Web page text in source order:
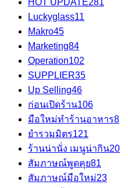
HOT UPDATE281
Luckyglass11
Makro45
Marketing84
Operation102
SUPPLIER35
Up Selling46
ก่อนเปิดร้าน106
มือใหม่ทำร้านอาหาร8
ยำรวมมิตร121
ร้านน่านั่ง เมนูน่ากิน20
สัมภาษณ์พูดคุย81
สัมภาษณ์มือใหม่23